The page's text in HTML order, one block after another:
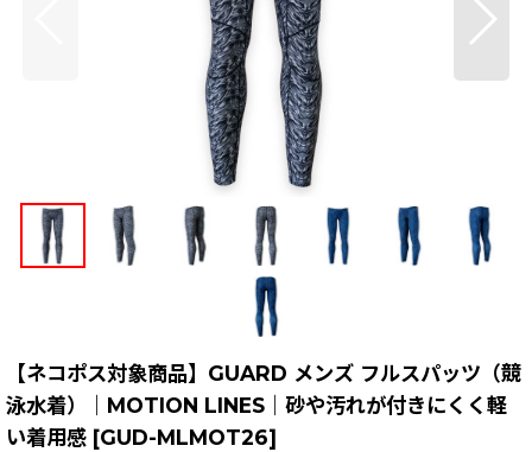
【ネコポス対象商品】GUARD メンズ フルスパッツ（競
泳水着）｜MOTION LINES｜砂や汚れが付きにくく軽
い着用感 [GUD-MLMOT26]